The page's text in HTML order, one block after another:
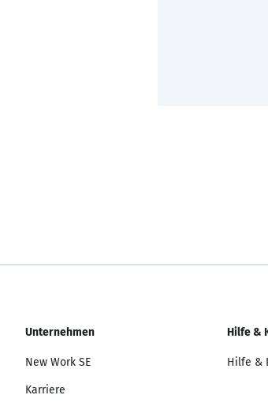
Unternehmen
New Work SE
Karriere
Hilfe &
Hilfe &